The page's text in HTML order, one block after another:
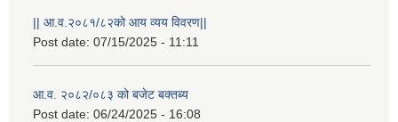
|| आ.व.२०८१/८२को आय व्यय विवरण||
Post date: 07/15/2025 - 11:11
आ.व. २०८२/०८३ को बजेट बक्तब्य
Post date: 06/24/2025 - 16:08